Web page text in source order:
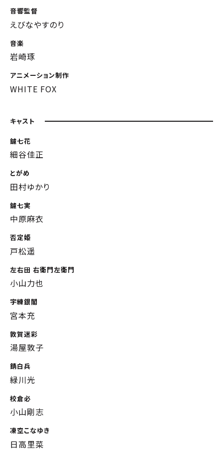
音響監督
えびなやすのり
音楽
岩崎琢
アニメーション制作
WHITE FOX
キャスト
鑢七花
細谷佳正
とがめ
田村ゆかり
鑢七実
中原麻衣
否定姫
戸松遥
左右田 右衛門左衛門
小山力也
宇練銀閣
宮本充
敦賀迷彩
湯屋敦子
錆白兵
緑川光
校倉必
小山剛志
凍空こなゆき
日高里菜